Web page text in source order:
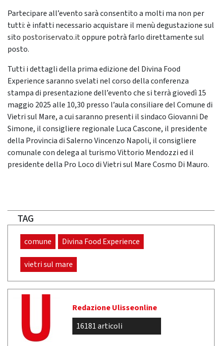
Partecipare all’evento sarà consentito a molti ma non per
tutti: è infatti necessario acquistare il menù degustazione sul
sito postoriservato.itoppure potrà farlo direttamente sul
posto.
Tutti i dettagli della prima edizione del Divina Food
Experience saranno svelati nel corso della conferenza
stampa di presentazione dell’evento che si terrà giovedì 15
maggio 2025 alle 10,30 presso l’aula consiliare del Comune di
Vietri sul Mare, a cui saranno presenti il sindaco Giovanni De
Simone, il consigliere regionale Luca Cascone, il presidente
della Provincia di Salerno Vincenzo Napoli, il consigliere
comunale con delega al turismo Vittorio Mendozzi ed il
presidente della Pro Loco di Vietri sul Mare Cosmo Di Mauro.
TAG
comune Divina Food Experience
vietri sul mare
Redazione Ulisseonline
16181 articoli